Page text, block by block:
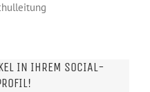
IN IHREM SOCIAL-